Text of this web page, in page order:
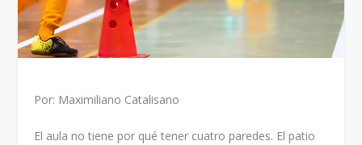
Por: Maximiliano Catalisano
El aula no tiene por qué tener cuatro paredes. El patio